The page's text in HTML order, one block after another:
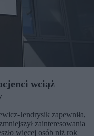
wciąż
Jendrysik zapewniła,
zainteresowania
więcej osób niż rok